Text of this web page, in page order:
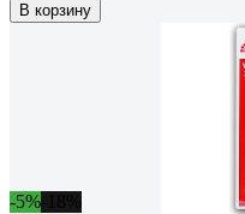
В корзину
-5%